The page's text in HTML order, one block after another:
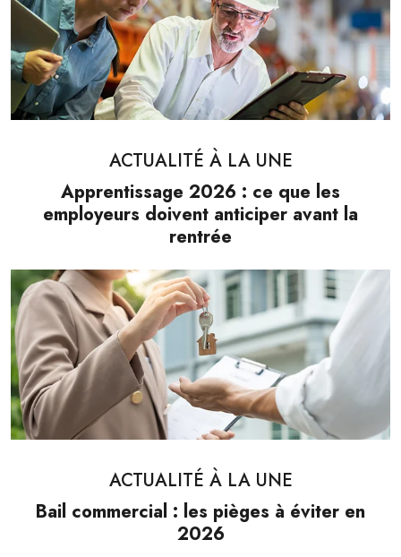
ACTUALITÉ À LA UNE
Apprentissage 2026 : ce que les
employeurs doivent anticiper avant la
rentrée
ACTUALITÉ À LA UNE
Bail commercial : les pièges à éviter en
2026